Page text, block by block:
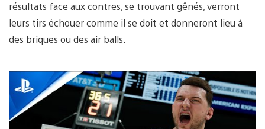
résultats face aux contres, se trouvant gênés, verront
leurs tirs échouer comme il se doit et donneront lieu à
des briques ou des air balls.